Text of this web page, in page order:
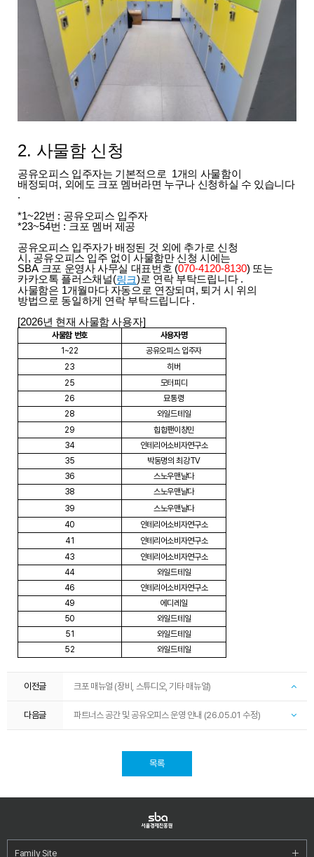
2. 사물함 신청
공유오피스 입주자는 기본적으로 1개의 사물함이
배정되며, 외에도 크포 멤버라면 누구나 신청하실 수 있습니다
.
*1~22번 : 공유오피스 입주자
*23~54번 : 크포 멤버 제공
공유오피스 입주자가 배정된 것 외에 추가로 신청
시, 공유오피스 입주 없이 사물함만 신청 시에는
SBA 크포 운영사 사무실 대표번호 (070-4120-8130) 또는
카카오톡 플러스채널(링크)로 연락 부탁드립니다 .
사물함은 1개월마다 자동으로 연장되며, 퇴거 시 위의
방법으로 동일하게 연락 부탁드립니다 .
[2026년 현재 사물함 사용자]
사물함 번호
사용자명
1~22
공유오피스 입주자
23
히버
25
모터피디
26
묘통령
28
와일드테일
29
힙합팬이창민
34
인테리어소비자연구소
35
박동명의 최강TV
36
스노우맨날다
38
스노우맨날다
39
스노우맨날다
40
인테리어소비자연구소
41
인테리어소비자연구소
43
인테리어소비자연구소
44
와일드테일
46
인테리어소비자연구소
49
에디레일
50
와일드테일
51
와일드테일
52
와일드테일
이전글 크포 매뉴얼 (장비, 스튜디오, 기타 매뉴얼)
다음글 파트너스 공간 및 공유오피스 운영 안내 (26.05.01 수정)
목록
Family Site